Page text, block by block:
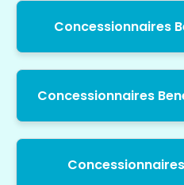
Concessionnaires
Concessionnaires